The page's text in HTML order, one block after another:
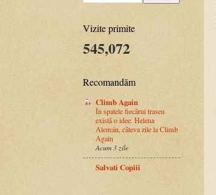
Vizite primite
545,072
Recomandăm
Climb Again
În spatele fiecărui traseu
există o idee. Helena
Alemán, câteva zile la Climb
Again
Acum 3 zile
Salvati Copiii